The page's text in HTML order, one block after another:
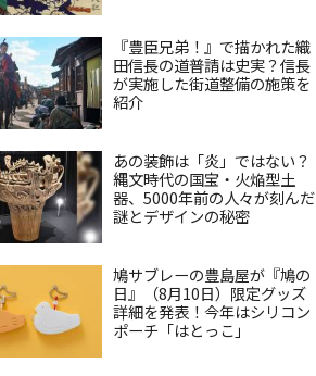
『豊臣兄弟！』で描かれた織
田信長の道普請は史実？信長
が実施した街道整備の施策を
紹介
あの装飾は「炎」ではない？
縄文時代の国宝・火焔型土
器、5000年前の人々が刻んだ
謎とデザインの秘密
鳩サブレーの豊島屋が『鳩の
日』（8月10日）限定グッズ
詳細を発表！今年はシリコン
ポーチ「はとっこ」